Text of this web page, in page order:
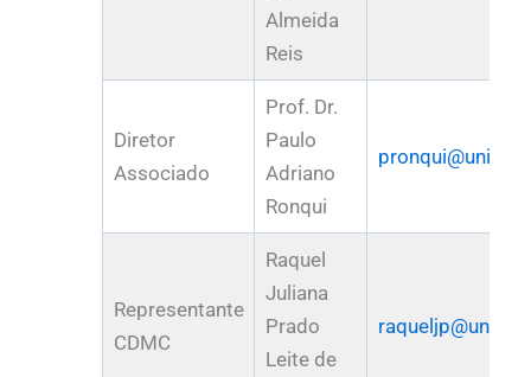
Almeida
Reis
Diretor
Associado
Prof. Dr.
Paulo
Adriano
Ronqui
Representante
CDMC
Raquel
Juliana
Prado
Leite de